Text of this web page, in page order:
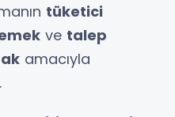
tüketici
ve talep
amacıyla